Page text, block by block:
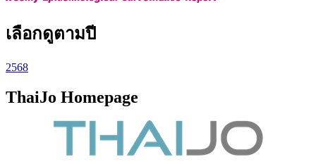
เลือกดูตามปี
2568
ThaiJo Homepage